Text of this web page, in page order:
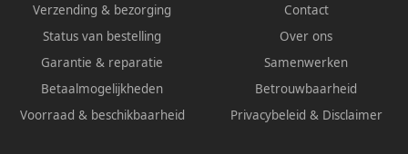
Verzending & bezorging
Status van bestelling
Garantie & reparatie
Betaalmogelijkheden
Voorraad & beschikbaarheid
Contact
Over ons
Samenwerken
Betrouwbaarheid
Privacybeleid & Disclaimer